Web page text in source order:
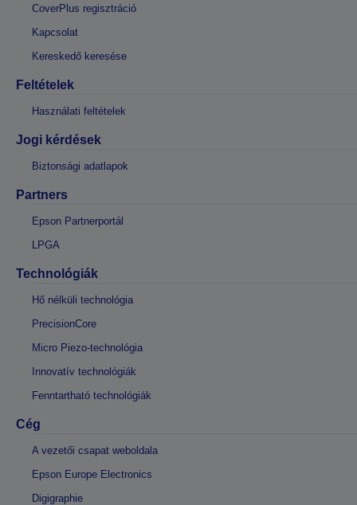
CoverPlus regisztráció
Kapcsolat
Kereskedő keresése
Feltételek
Használati feltételek
Jogi kérdések
Biztonsági adatlapok
Partners
Epson Partnerportál
LPGA
Technológiák
Hő nélküli technológia
PrecisionCore
Micro Piezo-technológia
Innovatív technológiák
Fenntartható technológiák
Cég
A vezetői csapat weboldala
Epson Europe Electronics
Digigraphie